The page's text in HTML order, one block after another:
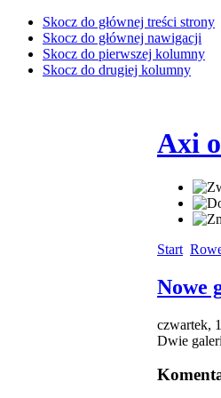
Skocz do głównej treści strony
Skocz do głównej nawigacji
Skocz do pierwszej kolumny
Skocz do drugiej kolumny
Axi
Start
Nowe
czwartek,
Dwie